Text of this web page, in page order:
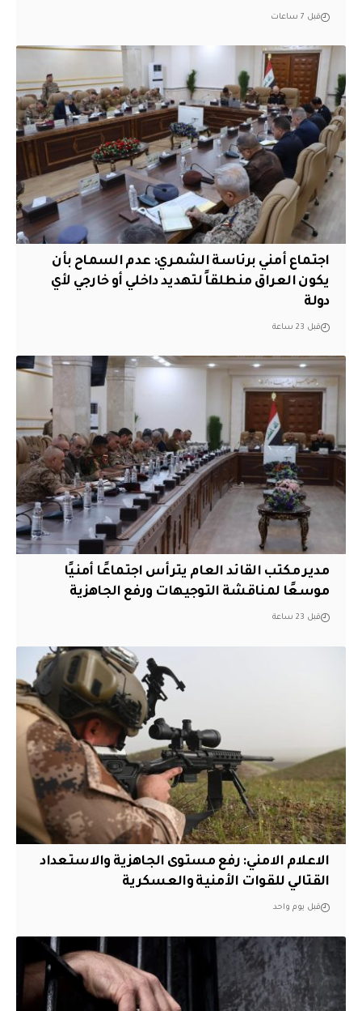
قبل 7 ساعات
اجتماع أمني برئاسة الشمري: عدم السماح بأن
يكون العراق منطلقاً لتهديد داخلي أو خارجي لأي
دولة
قبل 23 ساعة
مدير مكتب القائد العام يترأس اجتماعًا أمنيًا
موسعًا لمناقشة التوجيهات ورفع الجاهزية
قبل 23 ساعة
الاعلام الامني: رفع مستوى الجاهزية والاستعداد
القتالي للقوات الأمنية والعسكرية
قبل يوم واحد